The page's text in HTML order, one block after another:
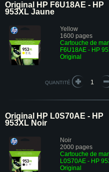
Original HP F6U18AE - HP
953XL Jaune
Yellow
1600 pages
Cartouche de
F6U18AE - HP
Original
QUANTITÉ
Original HP L0S70AE - HP
953XL Noir
Noir
2000 pages
Cartouche de
L0S70AE - HP
Original